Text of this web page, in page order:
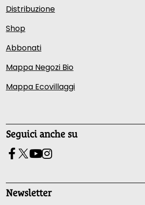
Distribuzione
Shop
Abbonati
Mappa Negozi Bio
Mappa Ecovillaggi
Seguici anche su
Newsletter